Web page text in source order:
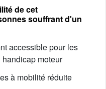
de cet
souffrant d'un
accessible pour les
moteur
à mobilité réduite